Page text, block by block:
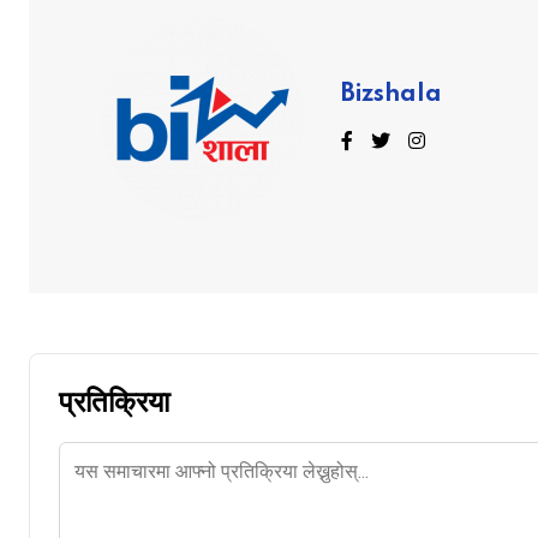
Bizshala
प्रतिक्रिया